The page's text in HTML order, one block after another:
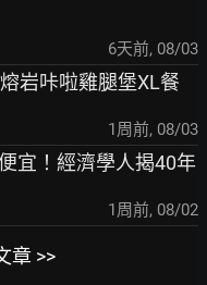
6天前, 08/03
岩咔啦雞腿堡XL餐
1周前, 08/03
宜！經濟學人揭40年
1周前, 08/02
章 >>